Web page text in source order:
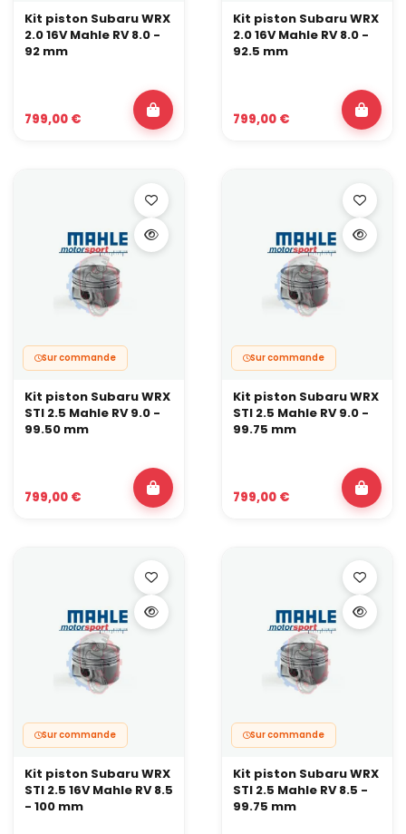
Kit piston Subaru WRX
2.0 16V Mahle RV 8.0 -
92 mm
799,00 €
Kit piston Subaru WRX
2.0 16V Mahle RV 8.0 -
92.5 mm
799,00 €
Sur commande
Kit piston Subaru WRX
STI 2.5 Mahle RV 9.0 -
99.50 mm
799,00 €
Sur commande
Kit piston Subaru WRX
STI 2.5 Mahle RV 9.0 -
99.75 mm
799,00 €
Sur commande
Kit piston Subaru WRX
STI 2.5 16V Mahle RV 8.5
- 100 mm
Sur commande
Kit piston Subaru WRX
STI 2.5 Mahle RV 8.5 -
99.75 mm